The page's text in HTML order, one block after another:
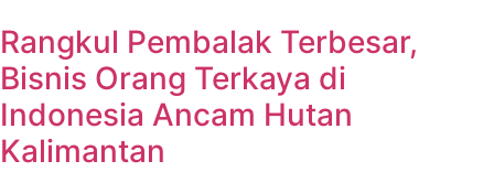
Rangkul Pembalak Terbesar,
Bisnis Orang Terkaya di
Indonesia Ancam Hutan
Kalimantan